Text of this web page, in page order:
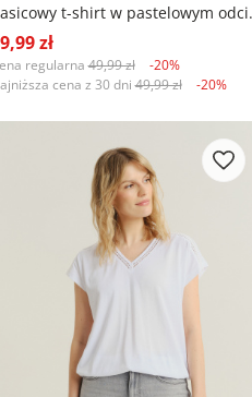
zł
regularna49,99 zł
-20%
cena z 30 dni49,99 zł -20%